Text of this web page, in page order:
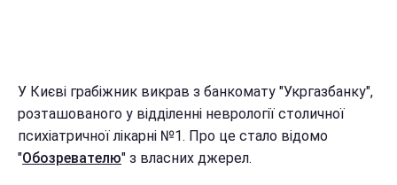
У Києві грабіжник викрав з банкомату "Укргазбанку",
розташованого у відділенні неврології столичної
психіатричної лікарні №1. Про це стало відомо
"Обозревателю" з власних джерел.